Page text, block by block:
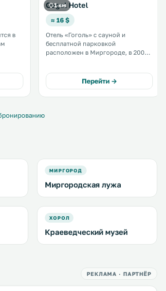
в
с
1 км
Gogol Hotel
≈ 16 $
Отель «Гоголь» с сауной и
бесплатной парковкой
расположен в Миргороде, в 200
номеров кондиционер, телевизор,
холодильник, гостиный уголок и
фен. .
Перейти →
МИРГОРОД
Миргородская лужа
ХОРОЛ
Краеведческий музей
РЕКЛАМА · ПАРТНЁР